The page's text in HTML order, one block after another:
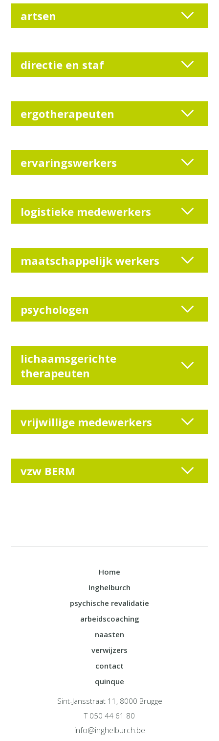
artsen
directie en staf
ergotherapeuten
ervaringswerkers
logistieke medewerkers
maatschappelijk werkers
psychologen
lichaamsgerichte
therapeuten
vrijwillige medewerkers
vzw BERM
Home
Inghelburch
psychische revalidatie
arbeidscoaching
naasten
verwijzers
contact
quinque
Sint-Jansstraat 11, 8000 Brugge
T 050 44 61 80
info@inghelburch.be